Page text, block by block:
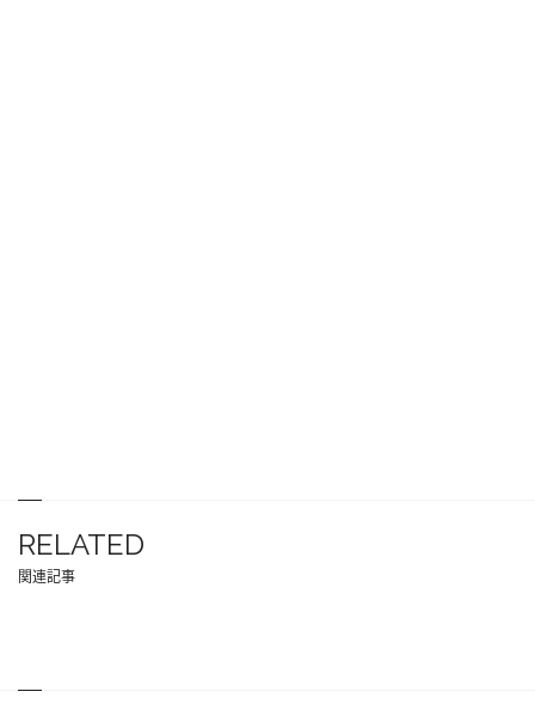
RELATED
関連記事